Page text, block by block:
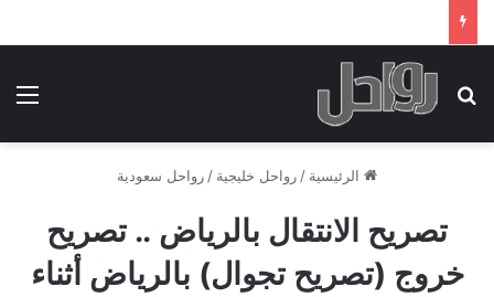
بحث عن
الرئيسية / رواحل خليجية / رواحل سعودية
تصريح الانتقال بالرياض .. تصريح
خروج (تصريح تجوال) بالرياض أثناء